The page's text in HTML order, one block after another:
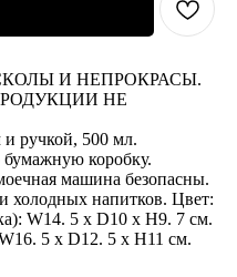
И НЕПРОКРАСЫ.
НЕ
ручкой, 500 мл.
коробку.
машина безопасны.
холодных напитков. Цвет:
W14. 5 x D10 x H9. 7 см.
5 x D12. 5 x H11 см.